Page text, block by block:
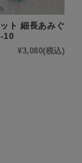
ト 細長あみぐ
10
¥3,080(税込)